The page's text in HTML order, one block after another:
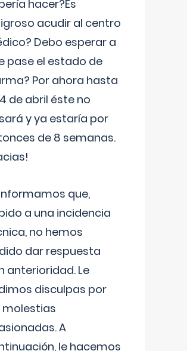
hacer?Es
acudir al centro
Debo esperar a
pase el estado de
Por ahora hasta
de abril éste no
y ya estaría por
de 8 semanas.
que,
a una incidencia
no hemos
dar respuesta
anterioridad. Le
disculpas por
molestias
A
le hacemos